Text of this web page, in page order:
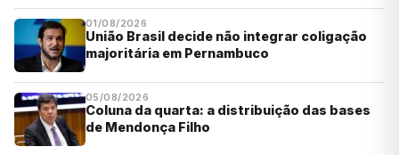
01/08/2026
União Brasil decide não integrar coligação
majoritária em Pernambuco
05/08/2026
Coluna da quarta: a distribuição das bases
de Mendonça Filho